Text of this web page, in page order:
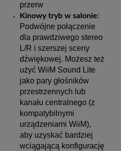
przerw
Kinowy tryb w salonie:
Podwójne połączenie
dla prawdziwego stereo
L/R i szerszej sceny
dźwiękowej. Możesz też
użyć WiiM Sound Lite
jako pary głośników
przestrzennych lub
kanału centralnego (z
kompatybilnymi
urządzeniami WiiM),
aby uzyskać bardziej
wciągającą konfigurację